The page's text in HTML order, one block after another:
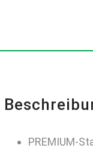
PREMIUM-